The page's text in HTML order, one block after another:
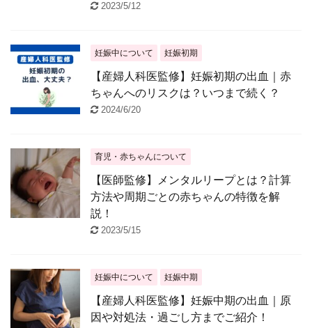
2023/5/12
妊娠中について 妊娠初期
【産婦人科医監修】妊娠初期の出血｜赤
ちゃんへのリスクは？いつまで続く？
2024/6/20
育児・赤ちゃんについて
【医師監修】メンタルリープとは？計算
方法や周期ごとの赤ちゃんの特徴を解
説！
2023/5/15
妊娠中について 妊娠中期
【産婦人科医監修】妊娠中期の出血｜原
因や対処法・過ごし方までご紹介！